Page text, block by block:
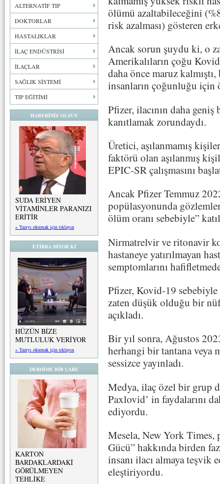
ALTERNATİF TIP
DOKTORLAR
HASTALIKLAR
İLAÇ ENDÜSTRİSİ
İLAÇLAR
SAĞLIK SİSTEMİ
TIP EĞİTİMİ
HABERİNİZ OLSUN
SUDA ERİYEN
VİTAMİNLER PARANIZI
ERİTİR
» Yazıyı okumak için tıklayın
ETİBBA DİYOR Kİ
HÜZÜN BİZE
MUTLULUK VERİYOR
» Yazıyı okumak için tıklayın
DERDİME BİR ÇARE
KARTON
BARDAKLARDAKİ
GÖRÜLMEYEN
TEHLİKE
ölümü azaltabileceğini
risk azalması) gösteren
Ancak sorun şuydu ki, o
Amerikalıların çoğu
daha önce maruz
insanların çoğunluğu için
Pfizer, ilacının daha
kanıtlamak zorundaydı.
Üretici, aşılanmamış
faktörü olan aşılanmış
EPIC-SR çalışmasını
Ancak Pfizer Temmuz
popülasyonunda
ölüm oranı sebebiyle”
Nirmatrelvir ve ritonavir
hastaneye yatırılmayan
semptomlarını
Pfizer, Kovid-19 sebebiyle
zaten düşük olduğu bir
açıkladı.
Bir yıl sonra, Ağustos
herhangi bir tantana veya
sessizce yayınladı.
Medya, ilaç özel bir grup
Paxlovid’ in faydalarını
ediyordu.
Mesela, New York Times,
Gücü” hakkında birden
insanı ilacı almaya teşvik
eleştiriyordu.